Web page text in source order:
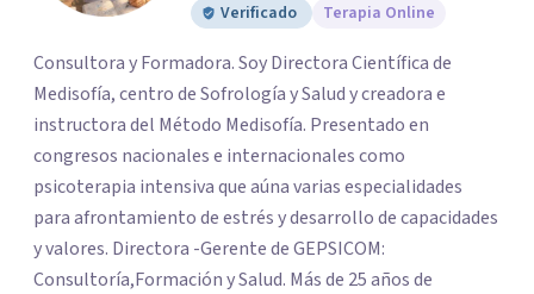
Verificado
Terapia Online
Consultora y Formadora. Soy Directora Científica de
Medisofía, centro de Sofrología y Salud y creadora e
instructora del Método Medisofía. Presentado en
congresos nacionales e internacionales como
psicoterapia intensiva que aúna varias especialidades
para afrontamiento de estrés y desarrollo de capacidades
y valores. Directora -Gerente de GEPSICOM:
Consultoría,Formación y Salud. Más de 25 años de